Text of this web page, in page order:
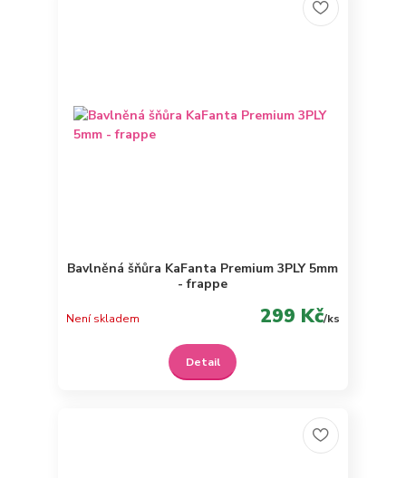
Bavlněná šňůra KaFanta Premium 3PLY 5mm
- frappe
299 Kč/ks
Není skladem
Detail